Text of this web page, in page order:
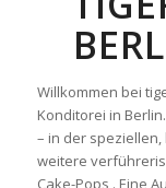
Willkommen bei
Konditorei in
– in der
weitere
Cake-Pops . Eine